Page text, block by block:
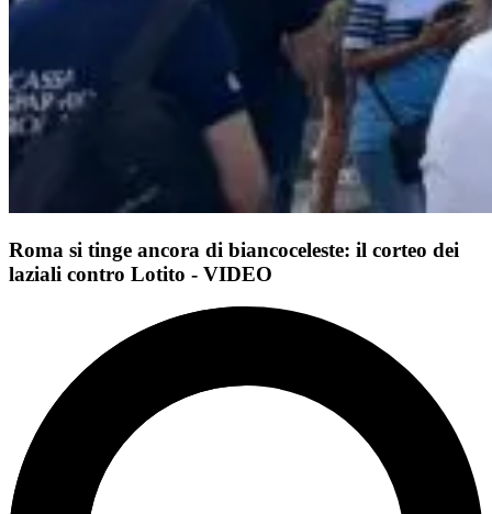
Roma si tinge ancora di biancoceleste: il corteo dei
laziali contro Lotito - VIDEO